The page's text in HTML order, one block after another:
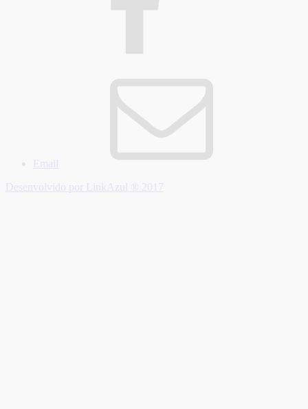
Email
Desenvolvido por LinkAzul ® 2017